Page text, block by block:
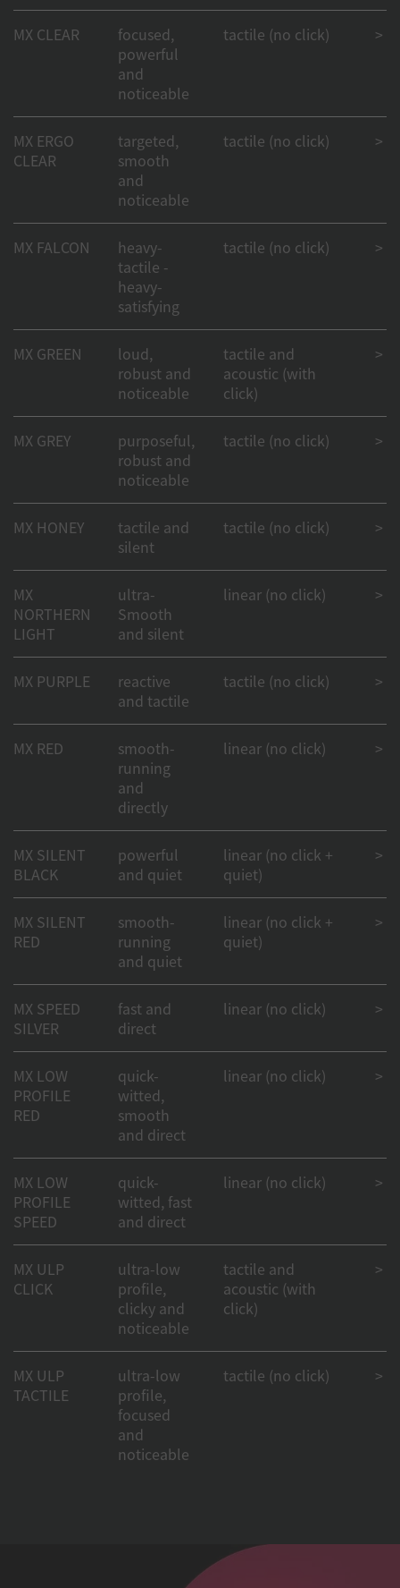
MX CLEAR
focused,
powerful
and
noticeable
tactile (no click) >
MX ERGO
CLEAR
targeted,
smooth
and
noticeable
tactile (no click) >
MX FALCON
heavy-
tactile -
heavy-
satisfying
tactile (no click) >
MX GREEN
loud,
robust and
noticeable
tactile and
acoustic (with
click)
>
MX GREY
purposeful,
robust and
noticeable
tactile (no click) >
MX HONEY
tactile and
silent
tactile (no click) >
MX
NORTHERN
LIGHT
ultra-
Smooth
and silent
linear (no click) >
MX PURPLE
reactive
and tactile
tactile (no click) >
MX RED
smooth-
running
and
directly
linear (no click) >
MX SILENT
BLACK
powerful
and quiet
linear (no click +
quiet)
>
MX SILENT
RED
smooth-
running
and quiet
linear (no click +
quiet)
>
MX SPEED
SILVER
fast and
direct
linear (no click) >
MX LOW
PROFILE
RED
quick-
witted,
smooth
and direct
linear (no click) >
MX LOW
PROFILE
SPEED
quick-
witted, fast
and direct
linear (no click) >
MX ULP
CLICK
ultra-low
profile,
clicky and
noticeable
tactile and
acoustic (with
click)
>
MX ULP
TACTILE
ultra-low
profile,
focused
and
noticeable
tactile (no click) >